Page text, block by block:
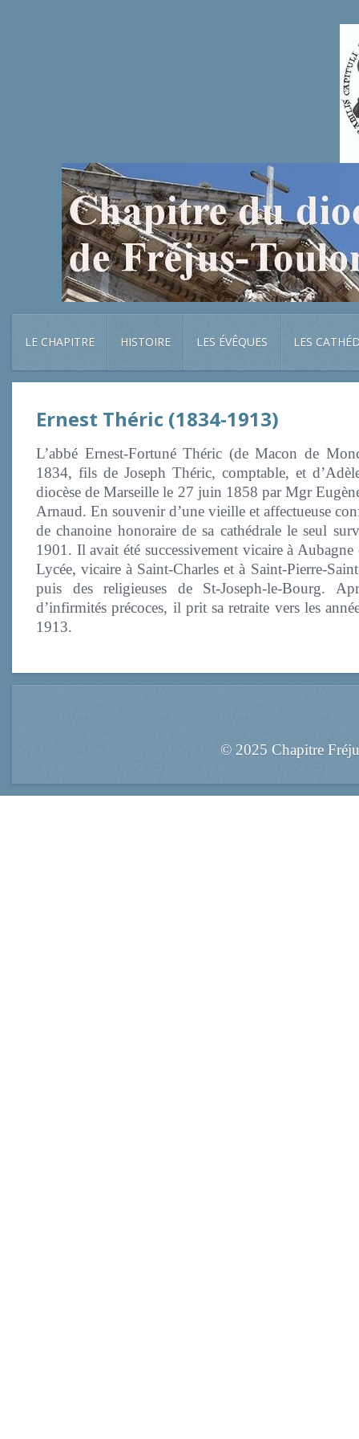
LE CHAPITRE HISTOIRE LES ÉVÊQUES LES
Ernest Théric (1834-1913)
L’abbé Ernest-Fortuné Théric (de Macon de
1834, fils de Joseph Théric, comptable, et
diocèse de Marseille le 27 juin 1858 par Mgr
Arnaud. En souvenir d’une vieille et affectueuse
de chanoine honoraire de sa cathédrale le seul
1901. Il avait été successivement vicaire à
Lycée, vicaire à Saint-Charles et à Saint-Pierre-
puis des religieuses de St-Joseph-le-Bourg.
d’infirmités précoces, il prit sa retraite vers les
1913.
© 2025 Chapitre